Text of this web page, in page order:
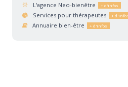
L'agence Neo-bienêtre
Services pour thérapeutes
Annuaire bien-être